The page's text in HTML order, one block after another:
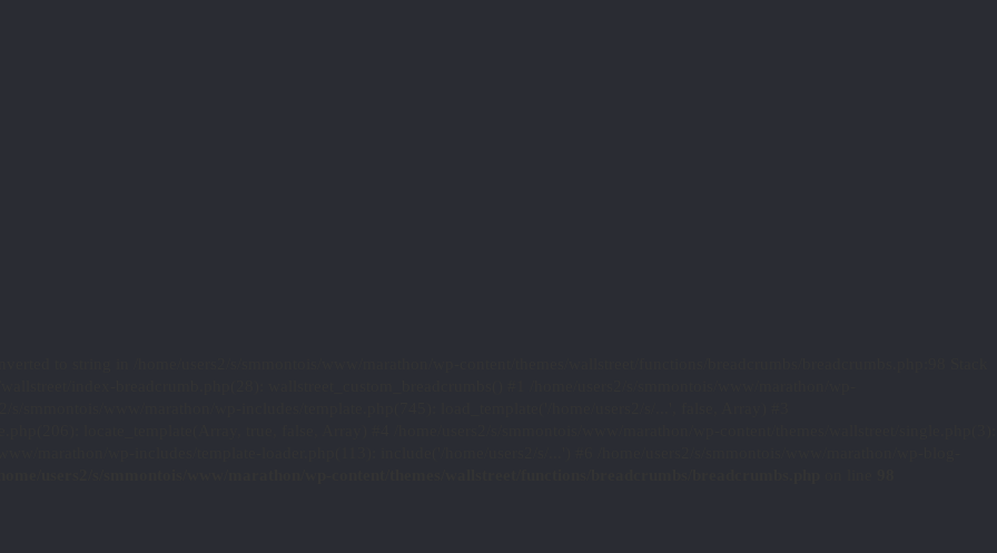
index-breadcrumb.php(28): wallstreet_custom_breadcrumbs() #1 /home/users2/s/smmontois/www/marathon/wp-
s/smmontois/www/marathon/wp-includes/template.php(745): load_template('/home/users2/s/...', false, Array) #3
locate_template(Array, true, false, Array) #4 /home/users2/s/smmontois/www/marathon/wp-content/themes/wallstreet/single.php(3):
marathon/wp-includes/template-loader.php(113): include('/home/users2/s/...') #6 /home/users2/s/smmontois/www/marathon/wp-blog-